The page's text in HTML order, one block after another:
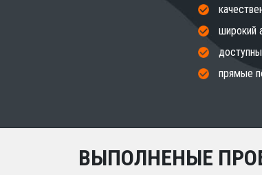
широкий
прямые
ВЫПОЛНЕНЫЕ